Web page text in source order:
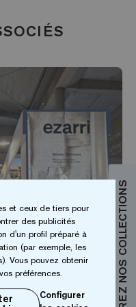
DÉCOUVREZ NOS COLLECTIONS
et ceux de tiers pour
des publicités
d'un profil préparé à
(par exemple, les
Vous pouvez obtenir
préférences.
Configurer